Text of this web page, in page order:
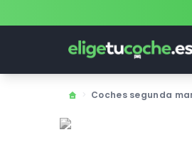
Coches segunda